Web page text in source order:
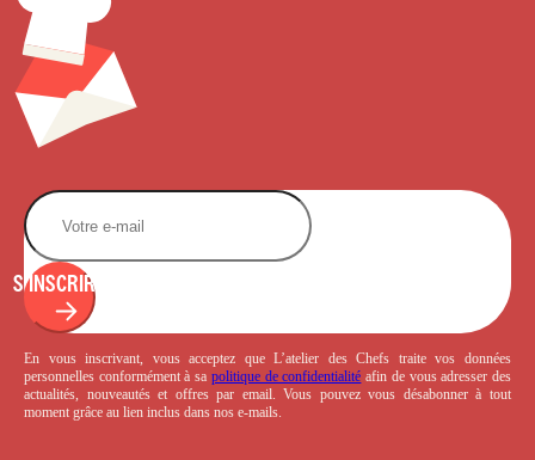
S'INSCRIRE
En vous inscrivant, vous acceptez que L’atelier des Chefs traite vos données
personnelles conformément à sa politique de confidentialité afin de vous adresser des
actualités, nouveautés et offres par email. Vous pouvez vous désabonner à tout
moment grâce au lien inclus dans nos e-mails.